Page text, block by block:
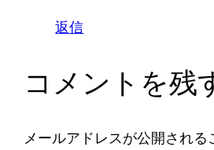
返信
コメントを残
メールアドレスが公開される